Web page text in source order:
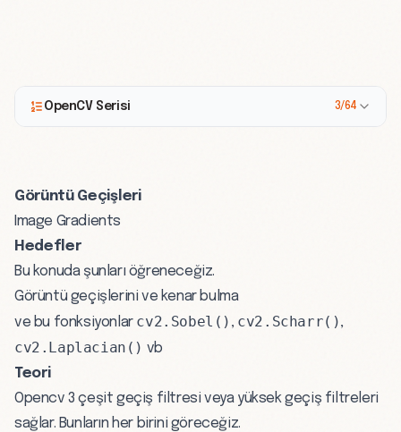
OpenCV Serisi 3/64
Görüntü Geçişleri
Image Gradients
Hedefler
Bu konuda şunları öğreneceğiz.
Görüntü geçişlerini ve kenar bulma
ve bu fonksiyonlar cv2.Sobel() , cv2.Scharr(),
cv2.Laplacian() vb
Teori
Opencv 3 çeşit geçiş filtresi veya yüksek geçiş filtreleri
sağlar. Bunların her birini göreceğiz.